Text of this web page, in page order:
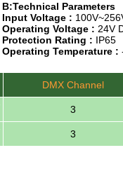
B:Technical Parameters
Input Voltage :
Operating Voltage : 24V
Protection Rating : IP65
Operating Temperature :
DMX Channel
3
3